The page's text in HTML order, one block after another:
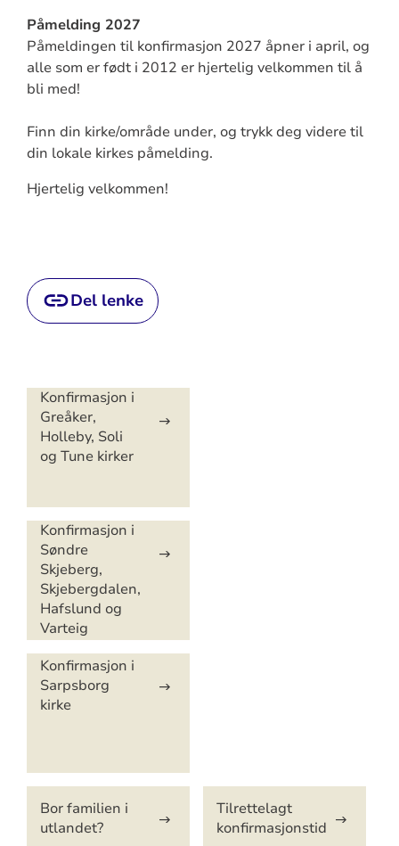
Påmelding 2027
Påmeldingen til konfirmasjon 2027 åpner i april, og
alle som er født i 2012 er hjertelig velkommen til å
bli med!
Finn din kirke/område under, og trykk deg videre til
din lokale kirkes påmelding.
Hjertelig velkommen!
Del lenke
Artikkelsnarveger
Konfirmasjon i
Greåker,
Holleby, Soli
og Tune kirker
Konfirmasjon i
Søndre
Skjeberg,
Skjebergdalen,
Hafslund og
Varteig
Konfirmasjon i
Sarpsborg
kirke
Bor familien i
utlandet?
Tilrettelagt
konfirmasjonstid